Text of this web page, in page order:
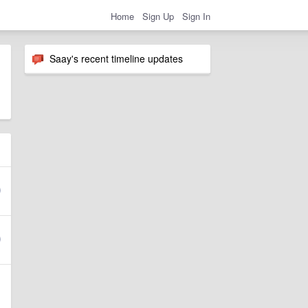
Home Sign Up Sign In
Saay's recent timeline updates